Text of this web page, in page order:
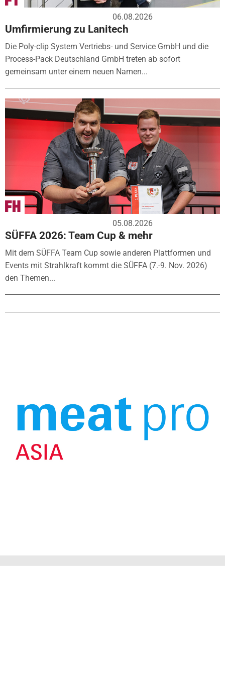
06.08.2026
Umfirmierung zu Lanitech
Die Poly-clip System Vertriebs- und Service GmbH und die
Process-Pack Deutschland GmbH treten ab sofort
gemeinsam unter einem neuen Namen...
05.08.2026
SÜFFA 2026: Team Cup & mehr
Mit dem SÜFFA Team Cup sowie anderen Plattformen und
Events mit Strahlkraft kommt die SÜFFA (7.-9. Nov. 2026)
den Themen...